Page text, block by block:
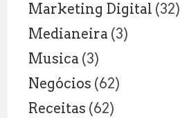
Marketing Digital (32)
Medianeira (3)
Musica (3)
Negócios (62)
Receitas (62)